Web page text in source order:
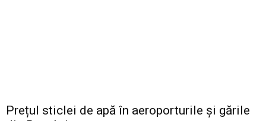
Prețul sticlei de apă în aeroporturile și gările